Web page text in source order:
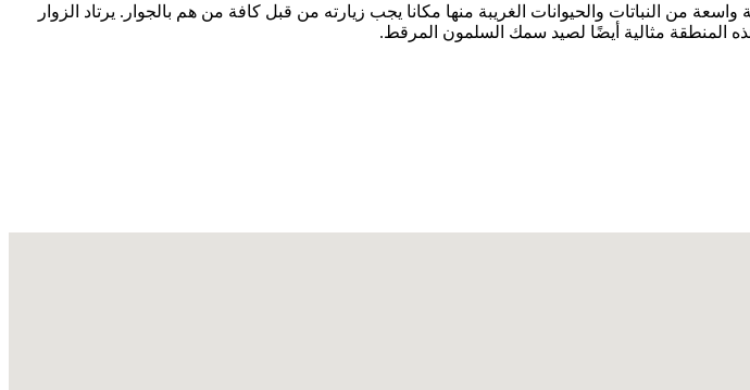
المخملية ومجموعة واسعة من النباتات والحيوانات الغريبة منها مكانا يجب زيارته من قبل كافة من هم بالجوار. يرتاد الزوار
هذه المنطقة مثالية أيضًا لصيد سمك السلمون المرقط.